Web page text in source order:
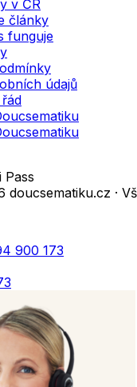
v ČR
články
funguje
údajů
Pass
doucsematiku.cz ·
900 173